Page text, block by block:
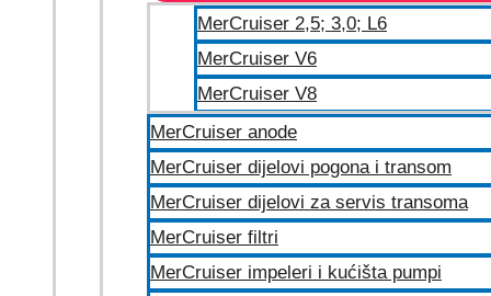
MerCruiser 2,5; 3,0; L6
MerCruiser V6
MerCruiser V8
MerCruiser anode
MerCruiser dijelovi pogona i transom
MerCruiser dijelovi za servis transoma
MerCruiser filtri
MerCruiser impeleri i kućišta pumpi